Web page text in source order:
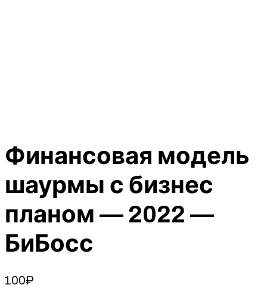
Финансовая модель
шаурмы с бизнес
планом — 2022 —
БиБосс
100₽